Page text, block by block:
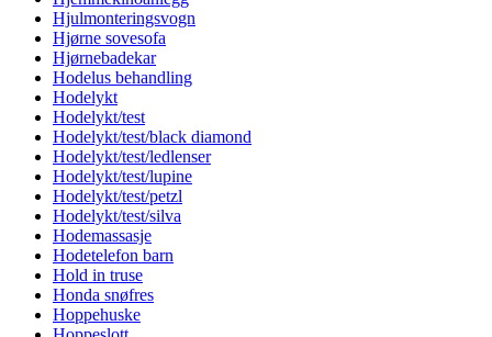
Hjulmonteringsvogn
Hjørne sovesofa
Hjørnebadekar
Hodelus behandling
Hodelykt
Hodelykt/test
Hodelykt/test/black diamond
Hodelykt/test/ledlenser
Hodelykt/test/lupine
Hodelykt/test/petzl
Hodelykt/test/silva
Hodemassasje
Hodetelefon barn
Hold in truse
Honda snøfres
Hoppehuske